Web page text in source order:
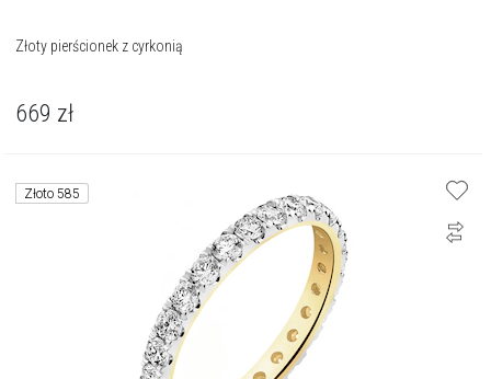
Złoty pierścionek z cyrkonią
669 zł
Złoto 585